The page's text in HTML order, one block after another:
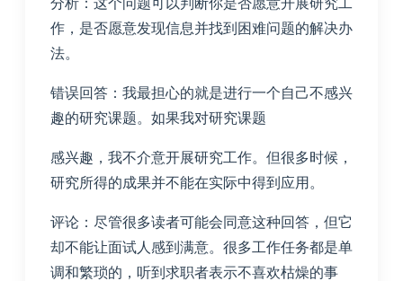
作，是否愿意发现信息并找到困难问题的解决办
法。
错误回答：我最担心的就是进行一个自己不感兴
趣的研究课题。如果我对研究课题
感兴趣，我不介意开展研究工作。但很多时候，
研究所得的成果并不能在实际中得到应用。
评论：尽管很多读者可能会同意这种回答，但它
却不能让面试人感到满意。很多工作任务都是单
调和繁琐的，听到求职者表示不喜欢枯燥的事